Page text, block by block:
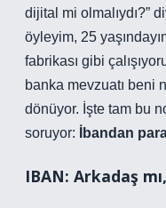
dijital mi olmalıydı?”
öyleyim, 25
fabrikası gibi
banka mevzuatı beni
dönüyor. İşte tam bu
soruyor:
İbandan
IBAN: Arkadaş